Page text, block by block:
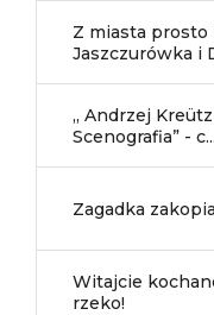
Z miasta prosto
Jaszczurówka i
„ Andrzej
Scenografia” - c...
Zagadka
Witajcie
rzeko!